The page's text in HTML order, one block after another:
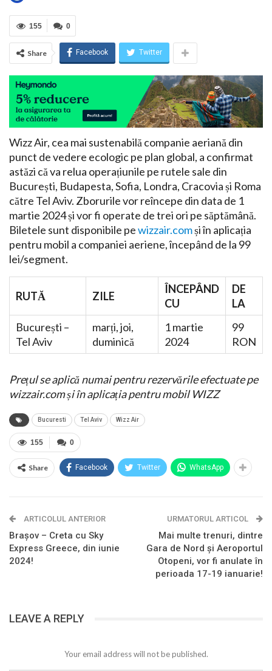
0
155
Share Facebook Twitter
Wizz Air, cea mai sustenabilă companie aeriană din
punct de vedere ecologic pe plan global, a confirmat
astăzi că va relua operațiunile pe rutele sale din
București, Budapesta, Sofia, Londra, Cracovia și Roma
către Tel Aviv. Zborurile vor reîncepe din data de 1
martie 2024 și vor fi operate de trei ori pe săptămână.
Biletele sunt disponibile pewizzair.comși în aplicația
pentru mobil a companiei aeriene, începând de la 99
lei/segment.
RUTĂ ZILE
ÎNCEPÂND
CU
DE
LA
București –
Tel Aviv
marți, joi,
duminică
1 martie
2024
99
RON
Prețul se aplică numai pentru rezervările efectuate pe
wizzair.com și în aplicația pentru mobil WIZZ
Bucuresti Tel Aviv Wizz Air
0
155
Share Facebook Twitter WhatsApp
ARTICOLUL ANTERIOR
Brașov – Creta cu Sky
Express Greece, din iunie
2024!
URMATORUL ARTICOL
Mai multe trenuri, dintre
Gara de Nord și Aeroportul
Otopeni, vor fi anulate în
perioada 17-19 ianuarie!
LEAVE A REPLY
Your email address will not be published.